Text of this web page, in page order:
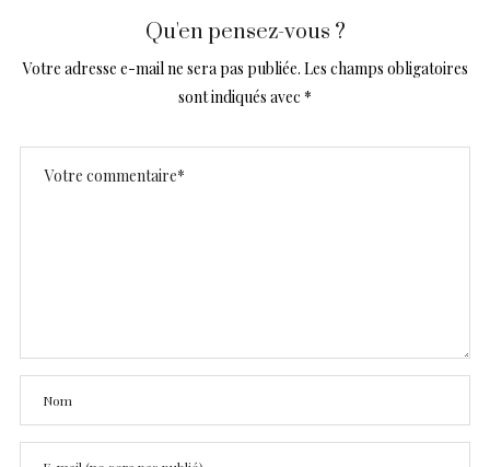
Qu'en pensez-vous ?
Votre adresse e-mail ne sera pas publiée. Les champs obligatoires
sont indiqués avec *